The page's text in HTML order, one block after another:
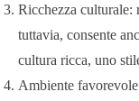
Ricchezza culturale:
tuttavia, consente
cultura ricca, uno
Ambiente